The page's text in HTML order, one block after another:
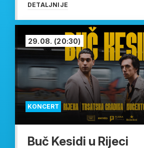
DETALJNIJE
KONCERT
29.08. (20:30)
Buč Kesidi u Rijeci